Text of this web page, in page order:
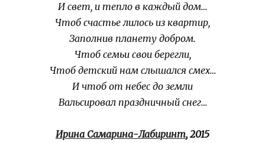
И свет, и тепло в каждый дом…
Чтоб счастье лилось из квартир,
Заполнив планету добром.
Чтоб семьи свои берегли,
Чтоб детский нам слышался смех…
И чтоб от небес до земли
Вальсировал праздничный снег…
Ирина Самарина-Лабиринт, 2015